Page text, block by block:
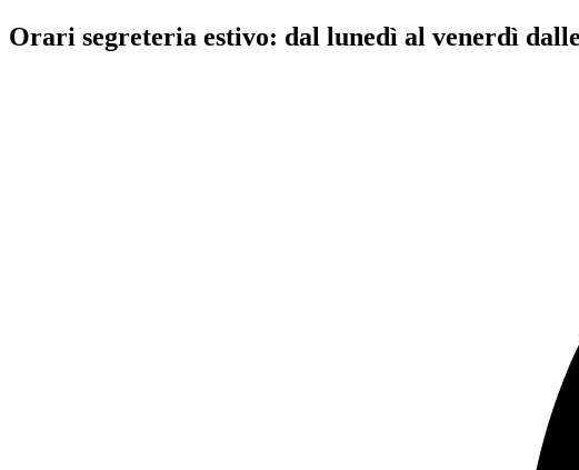
Orari segreteria estivo: dal lunedì al venerdì